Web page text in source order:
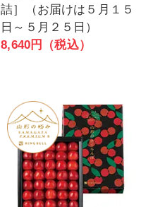
詰］（お届けは５月１５
日～５月２５日）
8,640円（税込）